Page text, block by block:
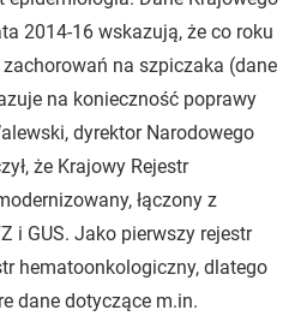
2014-16 wskazują, że co roku
na szpiczaka (dane
na konieczność poprawy
dyrektor Narodowego
że Krajowy Rejestr
łączony z
i GUS. Jako pierwszy rejestr
hematoonkologiczny, dlatego
dane dotyczące m.in.